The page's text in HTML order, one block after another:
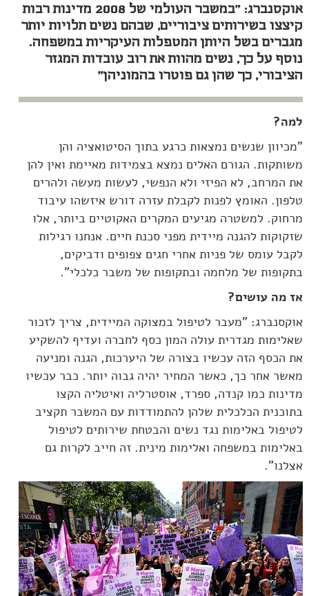
אוקסנברג: "במשבר העולמי של 2008 מדינות רבות
קיצצו בשירותים ציבוריים, שבהם נשים תלויות יותר
מגברים בשל היותן המטפלות העיקריות במשפחה.
נוסף על כך, נשים מהוות את רוב עובדות המגזר
הציבורי, כך שהן גם פוטרו בהמוניהן"
למה?
"מכיוון שנשים נמצאות כרגע בתוך הסיטואציה והן
משותקות. הגורם האלים נמצא בצמידות מאיימת ואין להן
את המרחב, לא הפיזי ולא הנפשי, לעשות מעשה ולהרים
טלפון. האומץ לפנות לקבלת עזרה דורש איזשהו עיבוד
מרחוק. למשטרה מגיעים המקרים האקוטיים ביותר, אלו
שזקוקות להגנה מיידית מפני סכנת חיים. אנחנו רגילות
לקבל עומס של פניות אחרי חגים צפופים ודביקים,
בתקופות של מלחמה ובתקופות של משבר כלכלי".
אז מה עושים?
אוקסנברג: "מעבר לטיפול במצוקה המיידית, צריך לזכור
שאלימות מגדרית עולה המון כסף לחברה ועדיף להשקיע
את הכסף הזה עכשיו בצורה של היערכות, הגנה ומניעה
מאשר אחר כך, כאשר המחיר יהיה גבוה יותר. כבר עכשיו
מדינות כמו קנדה, ספרד, אוסטרליה ואיטליה הקצו
בתוכנית הכלכלית שלהן להתמודדות עם המשבר תקציב
לטיפול באלימות נגד נשים והבטחת שירותים לטיפול
באלימות במשפחה ואלימות מינית. זה חייב לקרות גם
אצלנו".